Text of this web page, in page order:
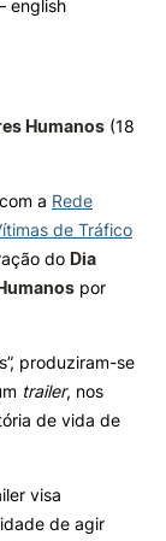
english
Humanos (18
a Rede
de Tráfico
do Dia
por
produziram-se
trailer, nos
de vida de
visa
de agir